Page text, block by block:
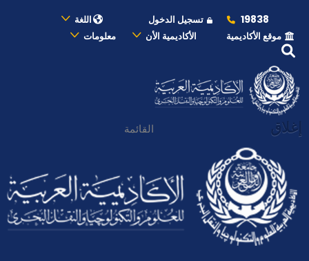
19838 تسجيل الدخول
اللغة
موقع الأكاديمية
الأكاديمية الأن معلومات
إغلاق القائمة